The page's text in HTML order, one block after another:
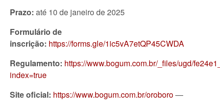
Prazo: até 10 de janeiro de 2025
Formulário de
inscrição: https://forms.gle/1ic5vA7etQP45CWDA
Regulamento: https://www.bogum.com.br/_files/ugd/
index=true
Site oficial: https://www.bogum.com.br/oroboro—